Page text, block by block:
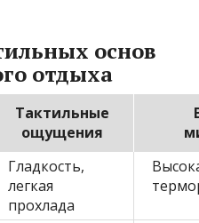
основ
отдыха
Тактильные
ощущения
Гладкость,
легкая
прохлада